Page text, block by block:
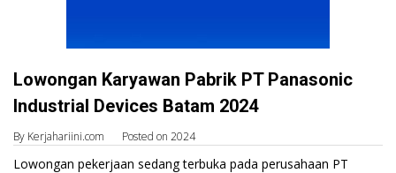
Lowongan Karyawan Pabrik PT Panasonic
Industrial Devices Batam 2024
By Kerjahariini.com Posted on 2024
Lowongan pekerjaan sedang terbuka pada perusahaan PT